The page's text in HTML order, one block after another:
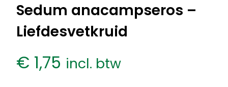
Sedum anacampseros –
Liefdesvetkruid
€ 1,75 incl. btw